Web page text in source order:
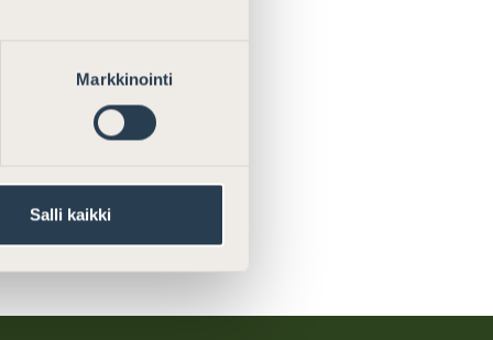
Markkinointi
Salli kaikki